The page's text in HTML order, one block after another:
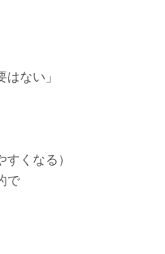
ない」
くなる）
で